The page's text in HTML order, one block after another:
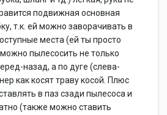
подвижная основная
т.к. ей можно заворачивать в
места (ей ты просто
пылесосить не только
назад, а по дуге (слева-
как косят траву косой. Плюс
в паз сзади пылесоса и
(также можно ставить